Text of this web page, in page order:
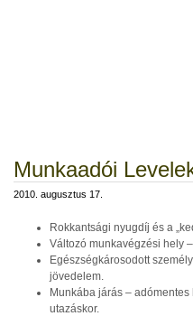
Munkaadói
2010. augusztus 17.
Rokkantsági nyugdíj és a
Változó munkavégzési hely
Egészségkárosodott
jövedelem.
Munkába járás –
utazáskor.